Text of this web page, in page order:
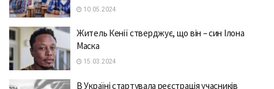
10.05.2024
Житель Кенії стверджує, що він – син Ілона
Маска
15.03.2024
В Україні стартувала реєстрація учасників